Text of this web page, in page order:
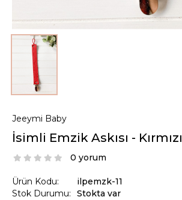
Jeeymi Baby
İsimli Emzik Askısı - Kırmızı
0 yorum
Ürün Kodu:
Stok Durumu:
ilpemzk-11
Stokta var